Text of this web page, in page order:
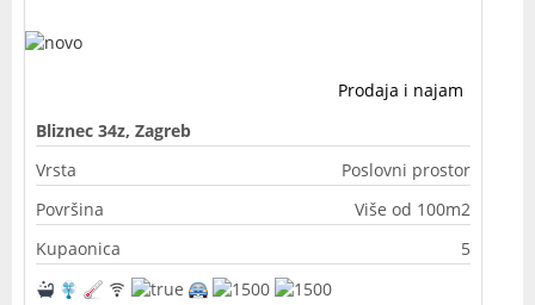
Prodaja i najam
Bliznec 34z, Zagreb
Vrsta
Poslovni prostor
Površina
Više od 100m2
Kupaonica
5